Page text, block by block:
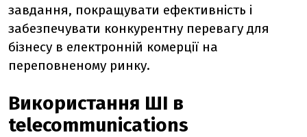
завдання, покращувати ефективність і
забезпечувати конкурентну перевагу для
бізнесу в електронній комерції на
переповненому ринку.
Використання ШІ в
telecommunications